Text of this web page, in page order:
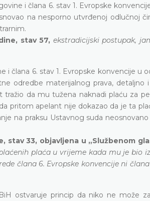
i člana 6. stav 1. Evropske
na nesporno utvrđenoj odlučnoj
stav 57, ekstradicijski postupak,
i člana 6. stav 1. Evropske konvencije u
odredbe materijalnog prava, detaljno i
da mu tužena naknadi plaću za
pritom apelant nije dokazao da je ta
na praksu Ustavnog suda neosnovano
stav 33, objavljena u „Službenom
plaća u vrijeme kada mu je bio
člana 6. Evropske konvencije ni člana
ostvaruje princip da niko ne može